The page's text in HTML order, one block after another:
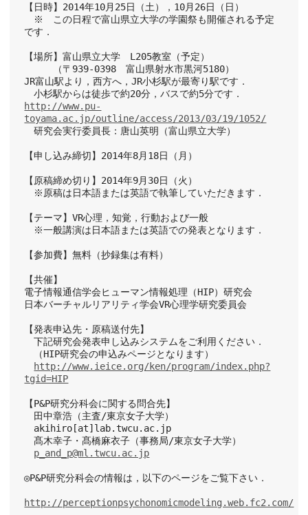
【日時】2014年10月25日（土），10月26日（日）
※　この日程で富山県立大学の学園祭も開催される予定
です．
【場所】富山県立大学　L205教室（予定）
（〒939-0398　富山県射水市黒河5180）
JR富山駅より，西方へ，JR小杉駅が最寄り駅です．
小杉駅からは徒歩で約20分，バスで約5分です．
http://www.pu-
toyama.ac.jp/outline/access/2013/03/19/1052/
研究会実行委員長：唐山英明（富山県立大学）
【申し込み締切】2014年8月18日（月）
【原稿締め切り】2014年9月30日（火）
※原稿は日本語または英語で執筆していただきます．
【テーマ】VR心理，知覚，行動および一般
※一般講演は日本語または英語での発表となります．
【参加費】無料（抄録集は有料）
【共催】
電子情報通信学会ヒューマン情報処理（HIP）研究会
日本バーチャルリアリティ学会VR心理学研究委員会
【発表申込先・原稿送付先】
下記研究会発表申し込みシステムをご利用ください．
（HIP研究会の申込みページとなります）
http://www.ieice.org/ken/program/index.php?
tgid=HIP
【P&P研究分科会に関する問合先】
田中章浩（主査/東京女子大学）
akihiro[at]lab.twcu.ac.jp
髙木幸子・髙橋麻衣子（事務局/東京女子大学）
p_and_p@ml.twcu.ac.jp
◎P&P研究分科会の情報は，以下のページをご覧下さい．
http://perceptionpsychonomicmodeling.web.fc2.com/